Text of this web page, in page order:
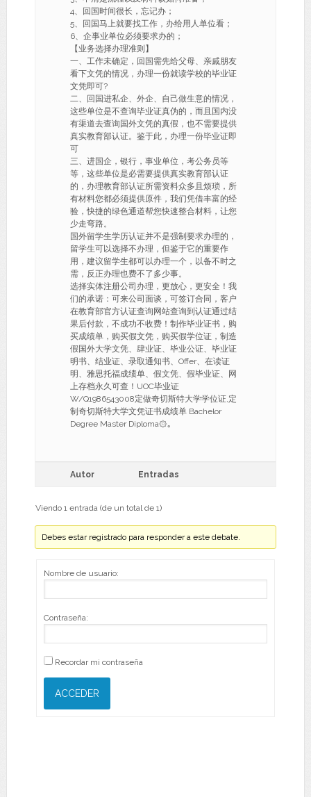
4、回国时间很长，忘记办；
5、回国马上就要找工作，办给用人单位看；
6、企事业单位必须要求办的；
【业务选择办理准则】
一、工作未确定，回国需先给父母、亲戚朋友
看下文凭的情况，办理一份就读学校的毕业证
文凭即可?
二、回国进私企、外企、自己做生意的情况，
这些单位是不查询毕业证真伪的，而且国内没
有渠道去查询国外文凭的真假，也不需要提供
真实教育部认证。鉴于此，办理一份毕业证即
可
三、进国企，银行，事业单位，考公务员等
等，这些单位是必需要提供真实教育部认证
的，办理教育部认证所需资料众多且烦琐，所
有材料您都必须提供原件，我们凭借丰富的经
验，快捷的绿色通道帮您快速整合材料，让您
少走弯路。
国外留学生学历认证并不是强制要求办理的，
留学生可以选择不办理，但鉴于它的重要作
用，建议留学生都可以办理一个，以备不时之
需，反正办理也费不了多少事。
选择实体注册公司办理，更放心，更安全！我
们的承诺：可来公司面谈，可签订合同，客户
在教育部官方认证查询网站查询到认证通过结
果后付款，不成功不收费！制作毕业证书，购
买成绩单，购买假文凭，购买假学位证，制造
假国外大学文凭、肆业证、毕业公证、毕业证
明书、结业证、录取通知书、Offer、在读证
明、雅思托福成绩单、假文凭、假毕业证、网
上存档永久可查！UOC毕业证
W/Q1986543008定做奇切斯特大学学位证,定
制奇切斯特大学文凭证书成绩单 Bachelor
Degree Master Diploma۞｡
Autor Entradas
Viendo 1 entrada (de un total de 1)
Debes estar registrado para responder a este debate.
Nombre de usuario:
Contraseña:
Recordar mi contraseña
ACCEDER